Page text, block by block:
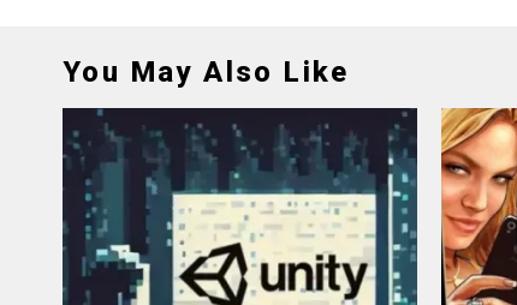
You May Also Like